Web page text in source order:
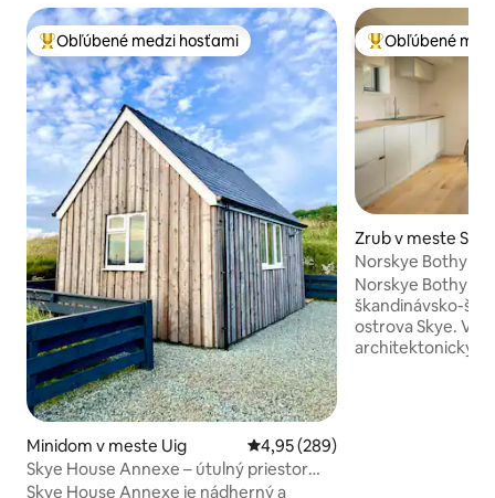
Najobľúbenejšie medzi hosťami
Obľúbené medzi hosťami
Minidom v meste Uig Priemerné ohodnotenie 4,95 z
4,95 (289)
Skye House Annexe – útulný priestor
pre dvoch
Skye House Annexe je nádherný a
Najobľúbenejšie
Obľúbené
Zrub v meste
Norskye Bothy
Norskye Bothy je
škandinávsko-
ostrova Skye. V našej ekologickej chate s
architektonickým